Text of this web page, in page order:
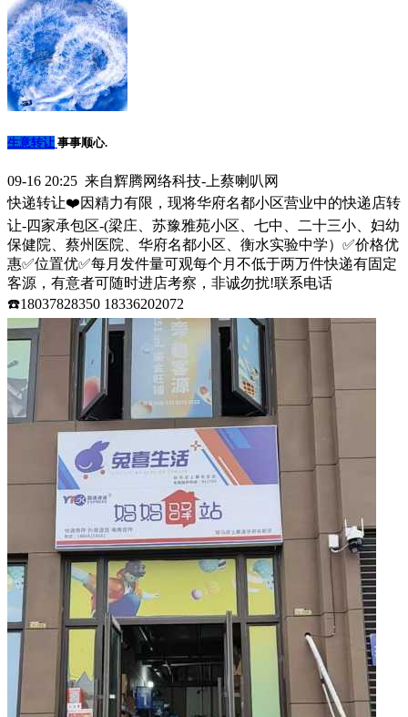
生意转让 事事顺心.
09-16 20:25 来自辉腾网络科技-上蔡喇叭网
快递转让❤️因精力有限，现将华府名都小区营业中的快递店转
让-四家承包区-(梁庄、苏豫雅苑小区、七中、二十三小、妇幼
保健院、蔡州医院、华府名都小区、衡水实验中学）✅价格优
惠✅位置优✅每月发件量可观每个月不低于两万件快递有固定
客源，有意者可随时进店考察，非诚勿扰!联系电话
☎️18037828350 18336202072